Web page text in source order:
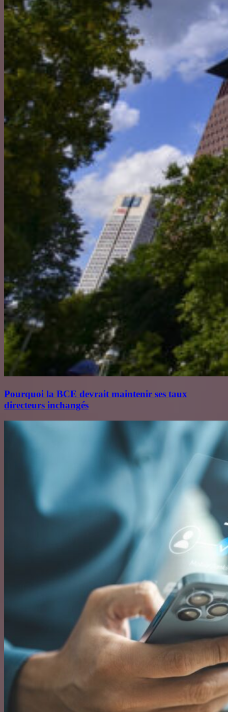
Pourquoi la BCE devrait maintenir ses taux
directeurs inchangés